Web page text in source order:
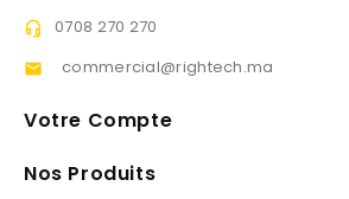
 0708 270 270
 commercial@rightech.ma
Votre Compte
Nos Produits